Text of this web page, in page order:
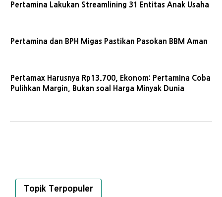
Pertamina Lakukan Streamlining 31 Entitas Anak Usaha
Pertamina dan BPH Migas Pastikan Pasokan BBM Aman
Pertamax Harusnya Rp13.700, Ekonom: Pertamina Coba
Pulihkan Margin, Bukan soal Harga Minyak Dunia
Topik Terpopuler